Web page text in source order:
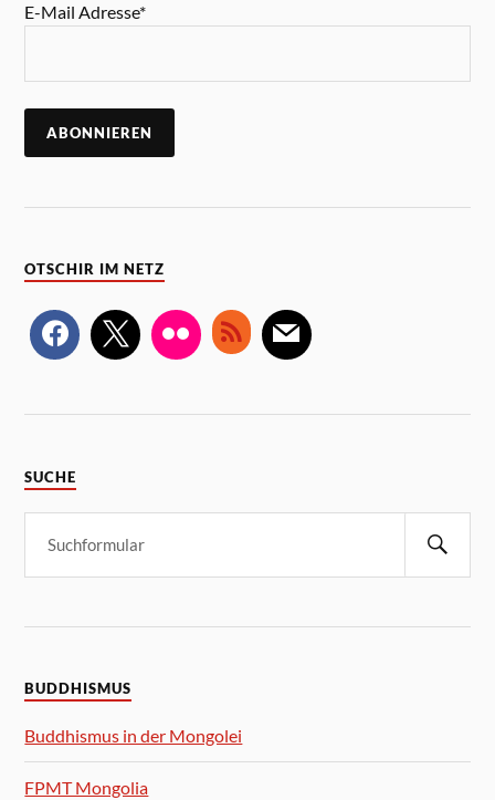
E-Mail Adresse*
OTSCHIR IM NETZ
SUCHE
BUDDHISMUS
Buddhismus in der Mongolei
FPMT Mongolia